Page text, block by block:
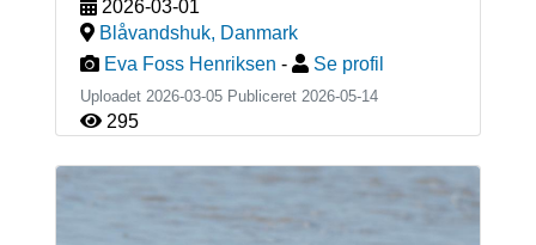
2026-03-01
Blåvandshuk, Danmark
Eva Foss Henriksen - Se profil
Uploadet 2026-03-05 Publiceret 2026-05-14
295